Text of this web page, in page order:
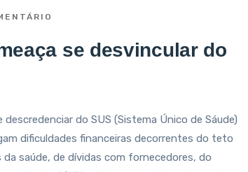
se desvincular do
do SUS (Sistema Único de Sáude)
dificuldades financeiras decorrentes do teto
saúde, de dívidas com fornecedores, do